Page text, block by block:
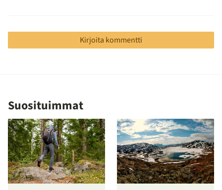
Kirjoita kommentti
Suosituimmat